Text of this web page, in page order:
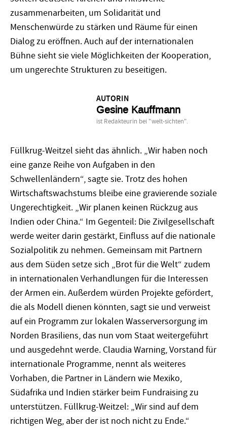
zusammenarbeiten, um Solidarität und
Menschenwürde zu stärken und Räume für einen
Dialog zu eröffnen. Auch auf der internationalen
Bühne sieht sie viele Möglichkeiten der Kooperation,
um ungerechte Strukturen zu beseitigen.
AUTORIN
Gesine Kauffmann
ist Redakteurin bei "welt-sichten".
Füllkrug-Weitzel sieht das ähnlich. „Wir haben noch
eine ganze Reihe von Aufgaben in den
Schwellenländern“, sagte sie. Trotz des hohen
Wirtschaftswachstums bleibe eine gravierende soziale
Ungerechtigkeit. „Wir planen keinen Rückzug aus
Indien oder China.“ Im Gegenteil: Die Zivilgesellschaft
werde weiter darin gestärkt, Einfluss auf die nationale
Sozialpolitik zu nehmen. Gemeinsam mit Partnern
aus dem Süden setze sich „Brot für die Welt“ zudem
in internationalen Verhandlungen für die Interessen
der Armen ein. Außerdem würden Projekte gefördert,
die als Modell dienen könnten, sagt sie und verweist
auf ein Programm zur lokalen Wasserversorgung im
Norden Brasiliens, das nun vom Staat weitergeführt
und ausgedehnt werde. Claudia Warning, Vorstand für
internationale Programme, nennt als weiteres
Vorhaben, die Partner in Ländern wie Mexiko,
Südafrika und Indien stärker beim Fundraising zu
unterstützen. Füllkrug-Weitzel: „Wir sind auf dem
richtigen Weg, aber der ist noch nicht zu Ende.“